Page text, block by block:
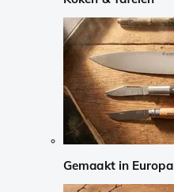
Gemaakt in Europa